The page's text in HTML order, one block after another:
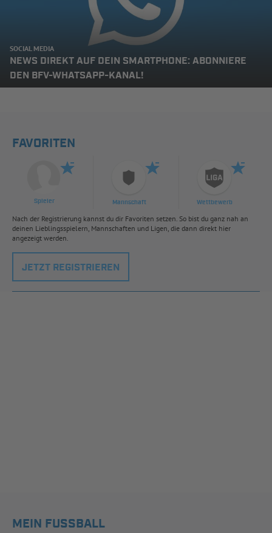
SOCIAL MEDIA
NEWS DIREKT AUF DEIN SMARTPHONE: ABONNIERE
DEN BFV-WHATSAPP-KANAL!
FAVORITEN
Spieler Mannschaft Wettbewerb
Nach der Registrierung kannst du dir Favoriten setzen. So bist du ganz nah an
deinen Lieblingsspielern, Mannschaften und Ligen, die dann direkt hier
angezeigt werden.
JETZT REGISTRIEREN
MEIN FUSSBALL